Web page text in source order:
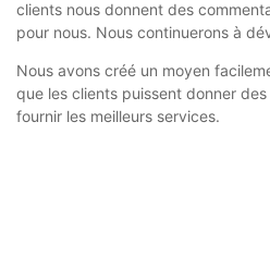
clients nous donnent des
pour nous. Nous continuerons à
Nous avons créé un moyen
que les clients puissent donner
fournir les meilleurs services.